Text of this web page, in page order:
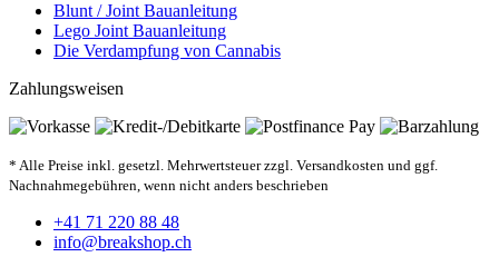
Blunt / Joint Bauanleitung
Lego Joint Bauanleitung
Die Verdampfung von Cannabis
Zahlungsweisen
* Alle Preise inkl. gesetzl. Mehrwertsteuer zzgl. Versandkosten und ggf.
Nachnahmegebühren, wenn nicht anders beschrieben
+41 71 220 88 48
info@breakshop.ch